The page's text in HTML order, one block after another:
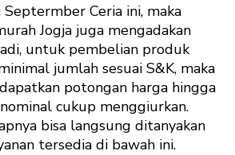
Ceria ini, maka
Jogja juga mengadakan
untuk pembelian produk
jumlah sesuai S&K, maka
potongan harga hingga
cukup menggiurkan.
bisa langsung ditanyakan
tersedia di bawah ini.